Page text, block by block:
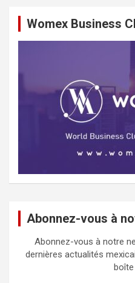
Womex Business
Abonnez-vous à
Abonnez-vous à notre
dernières actualités